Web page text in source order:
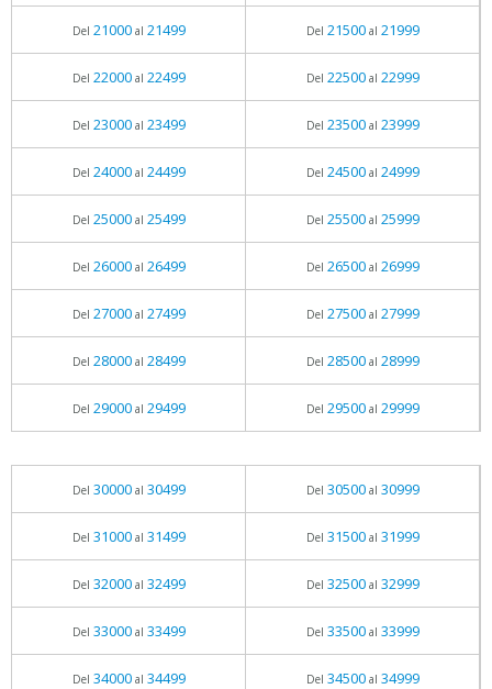
Del 21000al 21499 Del 21500al 21999
Del 22000al 22499 Del 22500al 22999
Del 23000al 23499 Del 23500al 23999
Del 24000al 24499 Del 24500al 24999
Del 25000al 25499 Del 25500al 25999
Del 26000al 26499 Del 26500al 26999
Del 27000al 27499 Del 27500al 27999
Del 28000al 28499 Del 28500al 28999
Del 29000al 29499 Del 29500al 29999
Del 30000al 30499 Del 30500al 30999
Del 31000al 31499 Del 31500al 31999
Del 32000al 32499 Del 32500al 32999
Del 33000al 33499 Del 33500al 33999
Del 34000al 34499 Del 34500al 34999